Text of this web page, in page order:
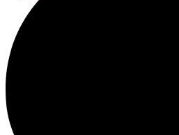
Нажмите «Сделать заказ»,